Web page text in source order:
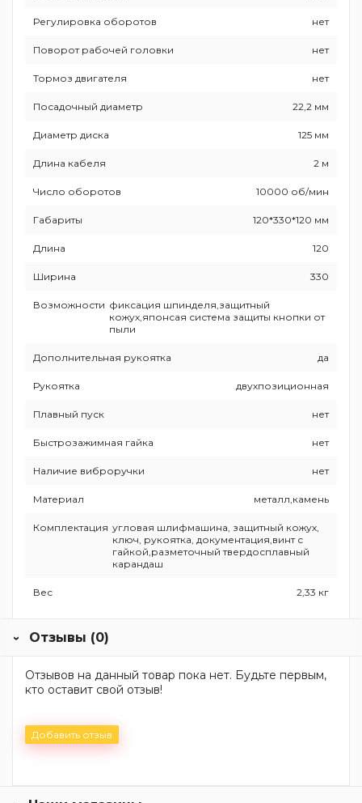
Регулировка оборотов нет
Поворот рабочей головки нет
Тормоз двигателя нет
Посадочный диаметр 22,2 мм
Диаметр диска 125 мм
Длина кабеля 2 м
Число оборотов 10000 об/мин
Габариты 120*330*120 мм
Длина 120
Ширина 330
Возможности фиксация шпинделя,защитный
кожух,японсая система защиты кнопки от
пыли
Дополнительная рукоятка да
Рукоятка двухпозиционная
Плавный пуск нет
Быстрозажимная гайка нет
Наличие виброручки нет
Материал металл,камень
Комплектация угловая шлифмашина, защитный кожух,
ключ, рукоятка, документация,винт с
гайкой,разметочный твердосплавный
карандаш
Вес 2,33 кг
Отзывы (0)
Отзывов на данный товар пока нет. Будьте первым,
кто оставит свой отзыв!
Добавить отзыв